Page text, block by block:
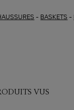
- BASKETS -
VUS